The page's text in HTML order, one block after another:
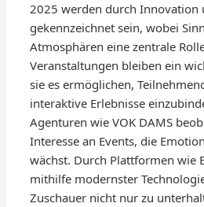
2025 werden durch Innovation
gekennzeichnet sein, wobei
Atmosphären eine zentrale
Veranstaltungen bleiben ein
sie es ermöglichen,
interaktive Erlebnisse
Agenturen wie VOK DAMS
Interesse an Events, die
wächst. Durch Plattformen wie
mithilfe modernster
Zuschauer nicht nur zu